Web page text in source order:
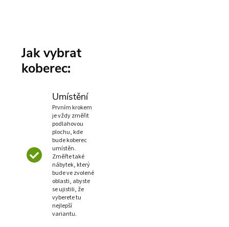
Jak vybrat
koberec:
Umístění
Prvním krokem
je vždy změřit
podlahovou
plochu, kde
bude koberec
umístěn.
Změřte také
nábytek, který
bude ve zvolené
oblasti, abyste
se ujistili, že
vyberete tu
nejlepší
variantu.